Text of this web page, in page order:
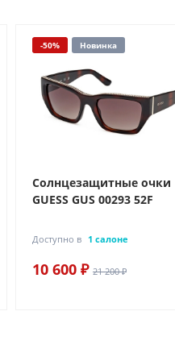
-50% Новинка
Солнцезащитные очки
GUESS GUS 00293 52F
Доступно в 1 салоне
10 600 ₽ 21 200 ₽